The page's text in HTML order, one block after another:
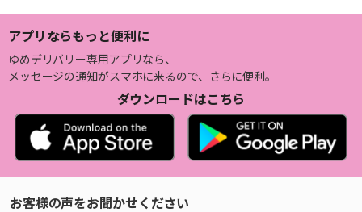
アプリならもっと便利に
ゆめデリバリー専用アプリなら、
メッセージの通知がスマホに来るので、さらに便利。
ダウンロードはこちら
お客様の声をお聞かせください